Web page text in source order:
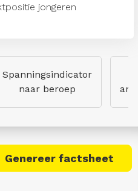
jongeren
Spanningsindicator
naar beroep
Genereer factsheet